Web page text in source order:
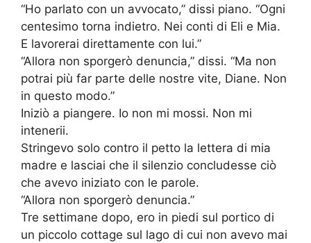
“Ho parlato con un avvocato,” dissi piano. “Ogni
centesimo torna indietro. Nei conti di Eli e Mia.
E lavorerai direttamente con lui.”
“Allora non sporgerò denuncia,” dissi. “Ma non
potrai più far parte delle nostre vite, Diane. Non
in questo modo.”
Iniziò a piangere. Io non mi mossi. Non mi
intenerii.
Stringevo solo contro il petto la lettera di mia
madre e lasciai che il silenzio concludesse ciò
che avevo iniziato con le parole.
“Allora non sporgerò denuncia.”
Tre settimane dopo, ero in piedi sul portico di
un piccolo cottage sul lago di cui non avevo mai